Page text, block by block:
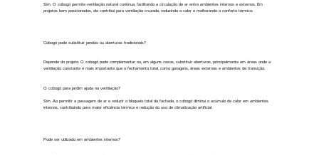
Sim. O cobogó permite ventilação natural contínua, facilitando a circulação de ar entre ambientes internos e externos. Em
projetos bem posicionados, ele contribui para ventilação cruzada, reduzindo o calor e melhorando o conforto térmico.
Cobogó pode substituir janelas ou aberturas tradicionais?
Depende do projeto. O cobogó pode complementar ou, em alguns casos, substituir aberturas, principalmente em áreas onde a
ventilação constante é mais importante que o fechamento total, como garagens, áreas externas e ambientes de transição.
O cobogó para jardim ajuda na ventilação?
Sim. Ao permitir a passagem de ar e reduzir o bloqueio total da fachada, o cobogó diminui o acúmulo de calor em ambientes
internos, contribuindo para maior eficiência térmica e redução do uso de climatização artificial.
Pode ser utilizado em ambientes internos?